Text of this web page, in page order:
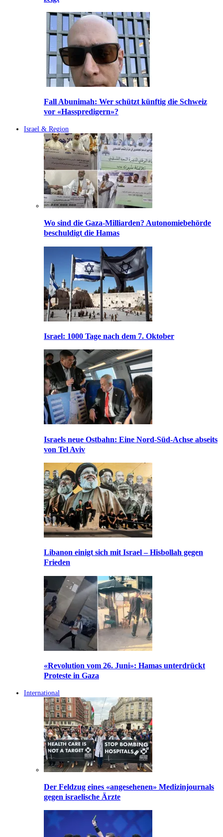
Fall Abunimah: Wer schützt künftig die Schweiz
vor «Hasspredigern»?
Israel & Region
Wo sind die Gaza-Milliarden? Autonomiebehörde
beschuldigt die Hamas
Israel: 1000 Tage nach dem 7. Oktober
Israels neue Ostbahn: Eine Nord-Süd-Achse abseits
von Tel Aviv
Libanon einigt sich mit Israel – Hisbollah gegen
Frieden
«Revolution vom 26. Juni»: Hamas unterdrückt
Proteste in Gaza
International
Der Feldzug eines «angesehenen» Medizinjournals
gegen israelische Ärzte